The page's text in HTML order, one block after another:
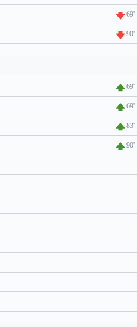
69'
90'
69'
69'
83'
90'